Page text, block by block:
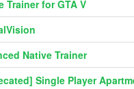
Trainer for GTA V
Native Trainer
Single Player